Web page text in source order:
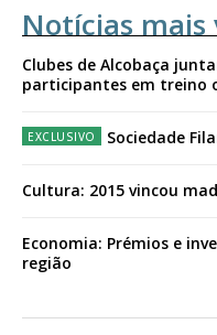
Notícias mais
Clubes de Alcobaça
participantes em treino
Sociedade
Cultura: 2015 vincou
Economia: Prémios e
região